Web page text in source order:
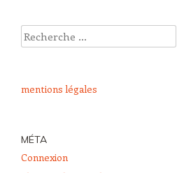
Recherche
mentions légales
MÉTA
Connexion